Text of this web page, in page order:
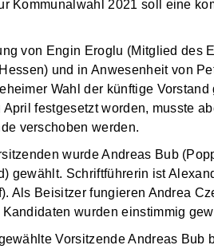
Kommunalwahl 2021 soll eine
von Engin Eroglu (Mitglied des
und in Anwesenheit von
Wahl der künftige
April festgesetzt worden, musste
verschoben werden.
wurde Andreas Bub
gewählt. Schriftführerin ist
Als Beisitzer fungieren Andrea
wurden einstimmig
Vorsitzende Andreas Bub